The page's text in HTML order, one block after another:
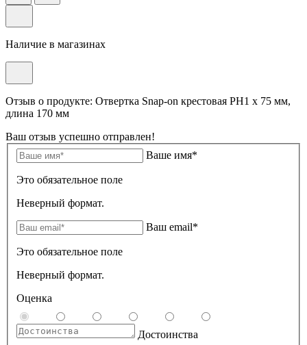
Наличие в магазинах
Отзыв о продукте: Отвертка Snap-on крестовая РН1 x 75 мм,
длина 170 мм
Ваш отзыв успешно отправлен!
Ваше имя*
Это обязательное поле
Неверный формат.
Ваш email*
Это обязательное поле
Неверный формат.
Оценка
Достоинства